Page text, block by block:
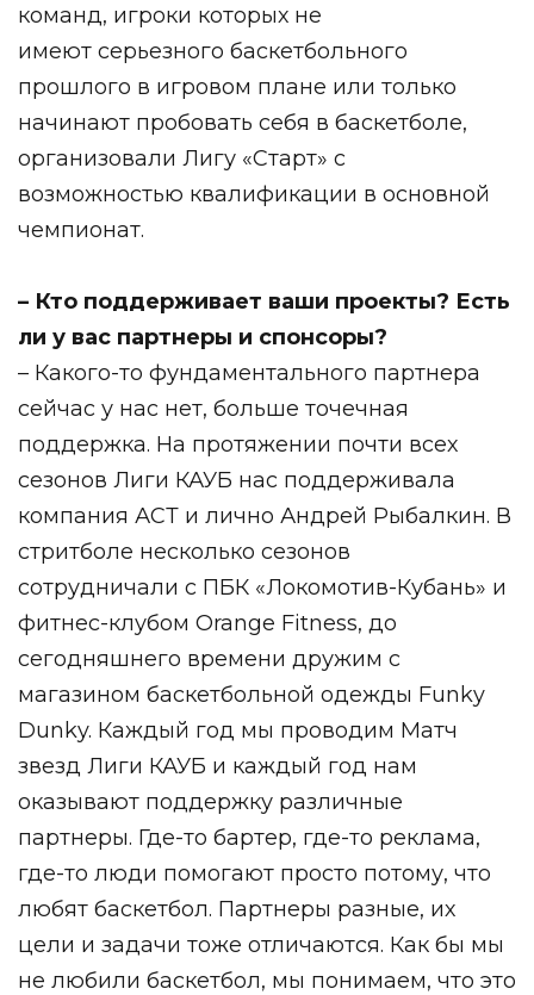
команд, игроки которых не
имеют серьезного баскетбольного
прошлого в игровом плане или только
начинают пробовать себя в баскетболе,
организовали Лигу «Старт» с
возможностью квалификации в основной
чемпионат.
– Кто поддерживает ваши проекты? Есть
ли у вас партнеры и спонсоры?
– Какого-то фундаментального партнера
сейчас у нас нет, больше точечная
поддержка. На протяжении почти всех
сезонов Лиги КАУБ нас поддерживала
компания АСТ и лично Андрей Рыбалкин. В
стритболе несколько сезонов
сотрудничали с ПБК «Локомотив-Кубань» и
фитнес-клубом Orange Fitness, до
сегодняшнего времени дружим с
магазином баскетбольной одежды Funky
Dunky. Каждый год мы проводим Матч
звезд Лиги КАУБ и каждый год нам
оказывают поддержку различные
партнеры. Где-то бартер, где-то реклама,
где-то люди помогают просто потому, что
любят баскетбол. Партнеры разные, их
цели и задачи тоже отличаются. Как бы мы
не любили баскетбол, мы понимаем, что это